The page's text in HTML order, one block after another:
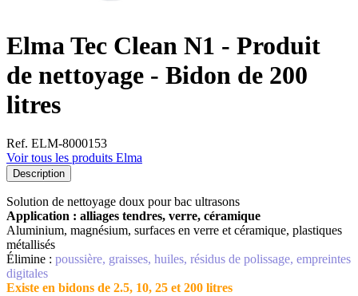
Elma Tec Clean N1 - Produit
de nettoyage - Bidon de 200
litres
Ref. ELM-8000153
Voir tous les produits Elma
Description
Solution de nettoyage doux pour bac ultrasons
Application : alliages tendres, verre, céramique
Aluminium, magnésium, surfaces en verre et céramique, plastiques
métallisés
Élimine : poussière, graisses, huiles, résidus de polissage, empreintes
digitales
Existe en bidons de 2.5, 10, 25 et 200 litres